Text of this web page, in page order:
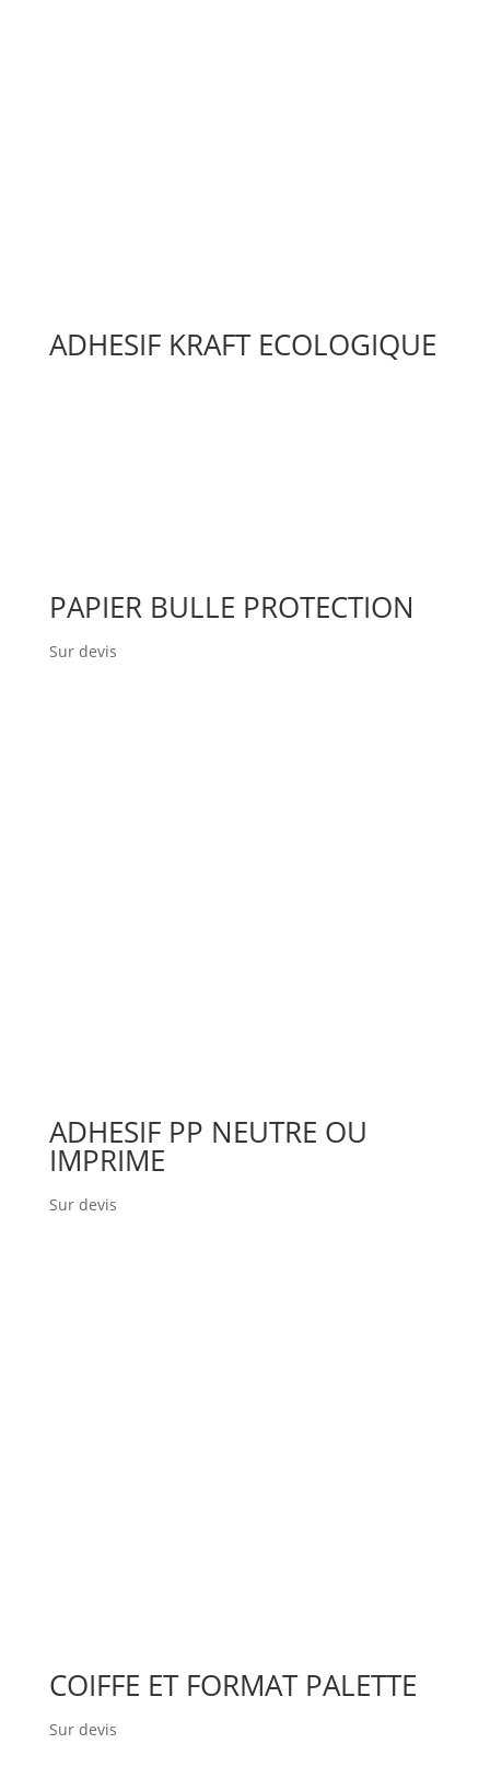
ADHESIF KRAFT ECOLOGIQUE
PAPIER BULLE PROTECTION
Sur devis
ADHESIF PP NEUTRE OU
IMPRIME
Sur devis
COIFFE ET FORMAT PALETTE
Sur devis